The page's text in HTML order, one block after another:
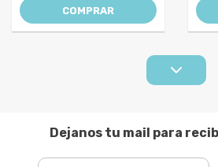
COMPRAR
Dejanos tu mail para